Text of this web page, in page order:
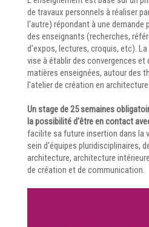
de travaux personnels à réaliser
l'autre) répondant à une demande
des enseignants (recherches,
d'expos, lectures, croquis, etc).
vise à établir des convergences
matières enseignées, autour des
l'atelier de création en
Un stage de 25 semaines
la possibilité d'être en contact
facilite sa future insertion dans la
sein d'équipes pluridisciplinaires,
architecture, architecture
de création et de communication.